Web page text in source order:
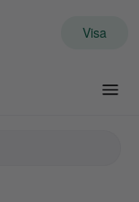
Visa